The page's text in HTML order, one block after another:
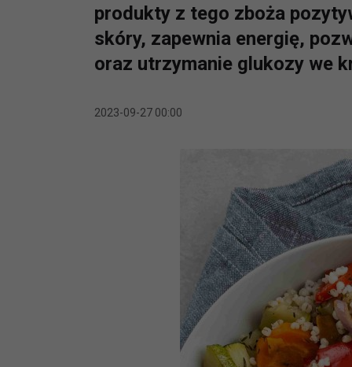
produkty z tego zboża
skóry, zapewnia energię,
oraz utrzymanie glukozy we
2023-09-27 00:00